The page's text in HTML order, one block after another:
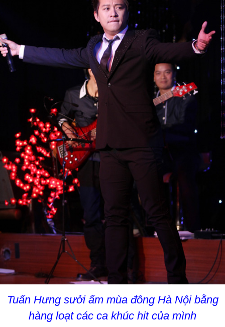
Tuấn Hưng sưởi ấm mùa đông Hà Nội bằng
hàng loạt các ca khúc hit của mình